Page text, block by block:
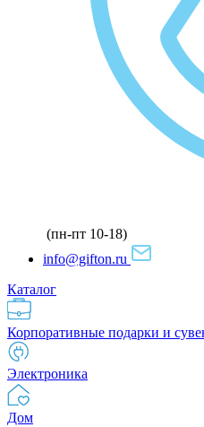
(пн-пт 10-18)
info@gifton.ru
Каталог
Корпоративные подарки и
Электроника
Дом